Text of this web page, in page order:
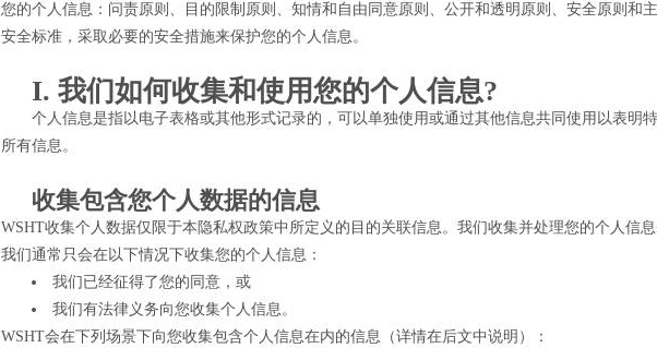
您的个人信息：问责原则、目的限制原则、知情和自由同意原则、公开和透明原则、安全原则和
安全标准，采取必要的安全措施来保护您的个人信息。
I. 我们如何收集和使用您的个人信息?
个人信息是指以电子表格或其他形式记录的，可以单独使用或通过其他信息共同使用以表明
所有信息。
收集包含您个人数据的信息
WSHT收集个人数据仅限于本隐私权政策中所定义的目的关联信息。我们收集并处理您的个人信息
我们通常只会在以下情况下收集您的个人信息：
我们已经征得了您的同意，或
我们有法律义务向您收集个人信息。
WSHT会在下列场景下向您收集包含个人信息在内的信息（详情在后文中说明）：